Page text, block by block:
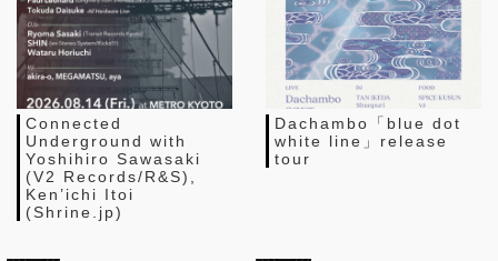
Connected
Underground with
Yoshihiro Sawasaki
(V2 Records/R&S),
Ken’ichi Itoi
(Shrine.jp)
Dachambo「blue dot
white line」release
tour